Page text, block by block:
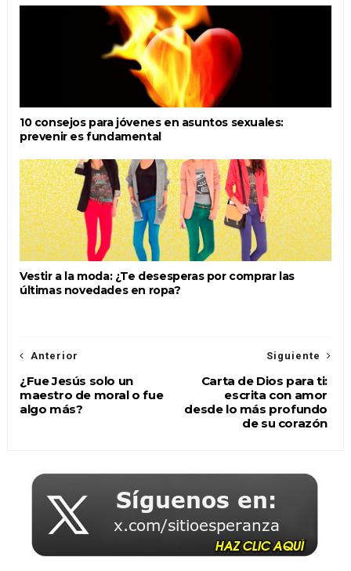
10 consejos para jóvenes en asuntos sexuales:
prevenir es fundamental
Vestir a la moda: ¿Te desesperas por comprar las
últimas novedades en ropa?
Siguiente
Carta de Dios para ti:
escrita con amor
desde lo más profundo
de su corazón
Anterior
¿Fue Jesús solo un
maestro de moral o fue
algo más?